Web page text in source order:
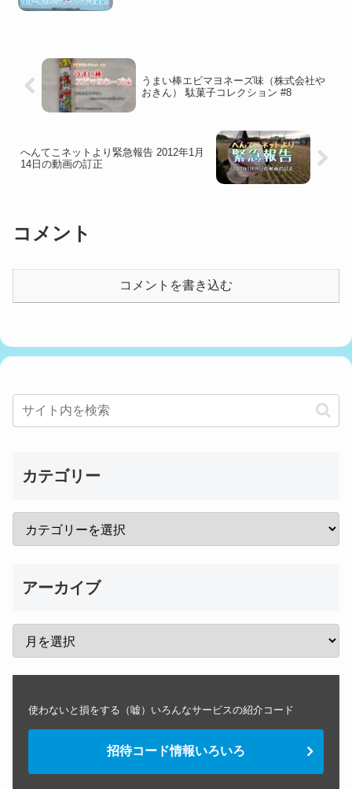
うまい棒エビマヨネーズ味（株式会社や
おきん） 駄菓子コレクション #8
へんてこネットより緊急報告 2012年1月
14日の動画の訂正
コメント
コメントを書き込む
カテゴリー
アーカイブ
使わないと損をする（嘘）いろんなサービスの紹介コード
招待コード情報いろいろ